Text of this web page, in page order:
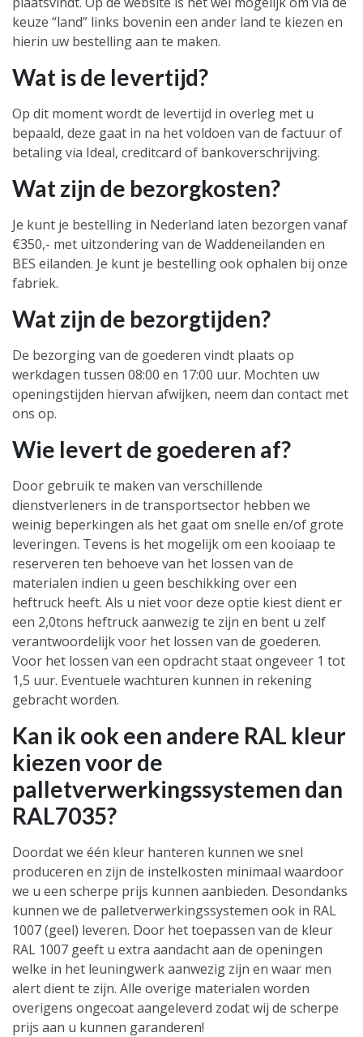
keuze “land” links bovenin een ander land te kiezen en
hierin uw bestelling aan te maken.
Wat is de levertijd?
Op dit moment wordt de levertijd in overleg met u
bepaald, deze gaat in na het voldoen van de factuur of
betaling via Ideal, creditcard of bankoverschrijving.
Wat zijn de bezorgkosten?
Je kunt je bestelling in Nederland laten bezorgen vanaf
€350,- met uitzondering van de Waddeneilanden en
BES eilanden. Je kunt je bestelling ook ophalen bij onze
fabriek.
Wat zijn de bezorgtijden?
De bezorging van de goederen vindt plaats op
werkdagen tussen 08:00 en 17:00 uur. Mochten uw
openingstijden hiervan afwijken, neem dan contact met
ons op.
Wie levert de goederen af?
Door gebruik te maken van verschillende
dienstverleners in de transportsector hebben we
weinig beperkingen als het gaat om snelle en/of grote
leveringen. Tevens is het mogelijk om een kooiaap te
reserveren ten behoeve van het lossen van de
materialen indien u geen beschikking over een
heftruck heeft. Als u niet voor deze optie kiest dient er
een 2,0tons heftruck aanwezig te zijn en bent u zelf
verantwoordelijk voor het lossen van de goederen.
Voor het lossen van een opdracht staat ongeveer 1 tot
1,5 uur. Eventuele wachturen kunnen in rekening
gebracht worden.
Kan ik ook een andere RAL kleur
kiezen voor de
palletverwerkingssystemen dan
RAL7035?
Doordat we één kleur hanteren kunnen we snel
produceren en zijn de instelkosten minimaal waardoor
we u een scherpe prijs kunnen aanbieden. Desondanks
kunnen we de palletverwerkingssystemen ook in RAL
1007 (geel) leveren. Door het toepassen van de kleur
RAL 1007 geeft u extra aandacht aan de openingen
welke in het leuningwerk aanwezig zijn en waar men
alert dient te zijn. Alle overige materialen worden
overigens ongecoat aangeleverd zodat wij de scherpe
prijs aan u kunnen garanderen!